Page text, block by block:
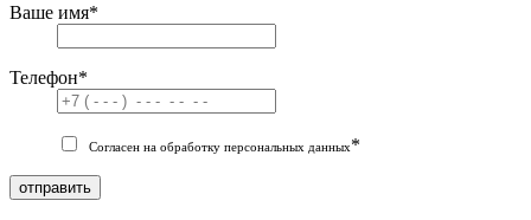
Ваше имя*
Телефон*
Согласен на обработку персональных данных*
отправить